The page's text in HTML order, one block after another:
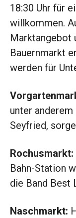
18:30 Uhr für
willkommen.
Marktangebot
Bauernmarkt
werden für
unter
Seyfried,
Rochusmarkt:
Bahn-Station
die Band Best
Naschmarkt: